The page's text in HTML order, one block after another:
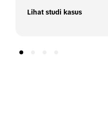
Lihat studi kasus